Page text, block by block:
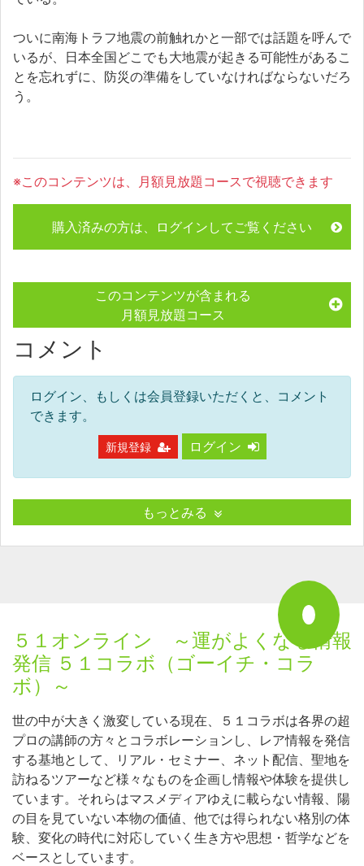
ついに南海トラフ地震の前触れかと一部では話題を呼んで
いるが、日本全国どこでも大地震が起きる可能性があるこ
とを忘れずに、防災の準備をしていなければならないだろ
う。
※このコンテンツは、月額見放題コースで視聴できます
購入済みの方は、ログインしてご覧ください
このコンテンツが含まれる
月額見放題コース
コメント
ログイン、もしくは会員登録いただくと、コメント
できます。
新規登録 ログイン
もっとみる
５１オンライン ～運がよくなる情報
発信 ５１コラボ（ゴーイチ・コラ
ボ）～
世の中が大きく激変している現在、５１コラボは各界の超
プロの講師の方々とコラボレーションし、レア情報を発信
する基地として、リアル・セミナー、ネット配信、聖地を
訪ねるツアーなど様々なものを企画し情報や体験を提供し
ています。それらはマスメディアゆえに載らない情報、陽
の目を見ていない本物の価値、他では得られない格別の体
験、変化の時代に対応していく生き方や思想・哲学などを
ベースとしています。